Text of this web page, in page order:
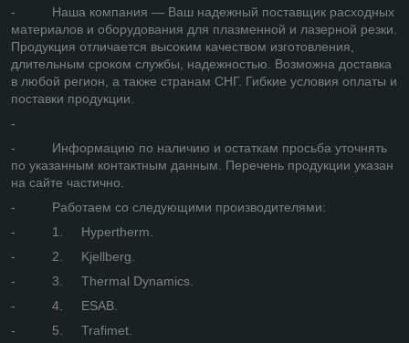
- Наша компания — Ваш надежный поставщик расходных
материалов и оборудования для плазменной и лазерной резки.
Продукция отличается высоким качеством изготовления,
длительным сроком службы, надежностью. Возможна доставка
в любой регион, а также странам СНГ. Гибкие условия оплаты и
поставки продукции.
-
- Информацию по наличию и остаткам просьба уточнять
по указанным контактным данным. Перечень продукции указан
на сайте частично.
- Работаем со следующими производителями:
- 1. Hypertherm.
- 2. Kjellberg.
- 3. Thermal Dynamics.
- 4. ESAB.
- 5. Trafimet.